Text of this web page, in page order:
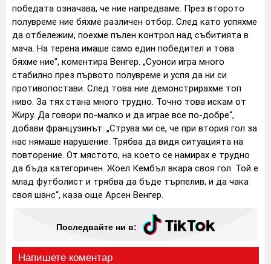
победата означава, че ние напредваме. През второто
полувреме ние бяхме различен отбор. След като успяхме
да отбележим, поехме пълен контрол над събитията в
мача. На терена имаше само един победител и това
бяхме ние“, коментира Венгер. „Суонси игра много
стабилно през първото полувреме и успя да ни си
противопостави. След това ние демонстрирахме топ
ниво. За тях стана много трудно. Точно това искам от
Жиру. Да говори по-малко и да играе все по-добре“,
добави французинът. „Струва ми се, че при втория гол за
нас нямаше нарушение. Трябва да видя ситуацията на
повторение. От мястото, на което се намирах е трудно
да бъда категоричен. Жоел Кембъл вкара своя гол. Той е
млад футболист и трябва да бъде търпелив, и да чака
своя шанс“, каза още Арсен Венгер.
Последвайте ни в: